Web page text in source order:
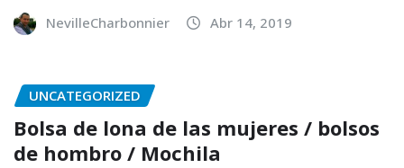
NevilleCharbonnier Abr 14, 2019
UNCATEGORIZED
Bolsa de lona de las mujeres / bolsos
de hombro / Mochila